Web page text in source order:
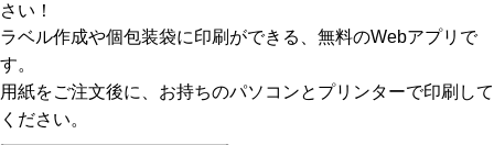
さい！
ラベル作成や個包装袋に印刷ができる、無料のWebアプリで
す。
用紙をご注文後に、お持ちのパソコンとプリンターで印刷して
ください。